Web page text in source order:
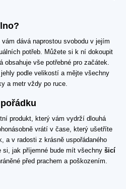
dává naprostou svobodu v jejím
potřeb. Můžete si k ní dokoupit
obsahuje vše potřebné pro začátek.
podle velikostí a mějte všechny
a metr vždy po ruce.
produkt, který vám vydrží dlouhá
vrátí v čase, který ušetříte
a v radosti z krásně uspořádaného
si, jak příjemné bude mít všechny šicí
před prachem a poškozením.